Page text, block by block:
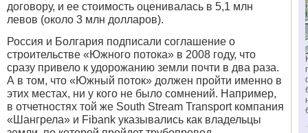
договору, и ее стоимость оценивалась в 5,1 млн
левов (около 3 млн долларов).
Россия и Болгария подписали соглашение о
строительстве «Южного потока» в 2008 году, что
сразу привело к удорожанию земли почти в два раза.
А в том, что «Южный поток» должен пройти именно в
этих местах, ни у кого не было сомнений. Например,
в отчетностях той же South Stream Transport компания
«Шангрела» и Fibank указывались как владельцы